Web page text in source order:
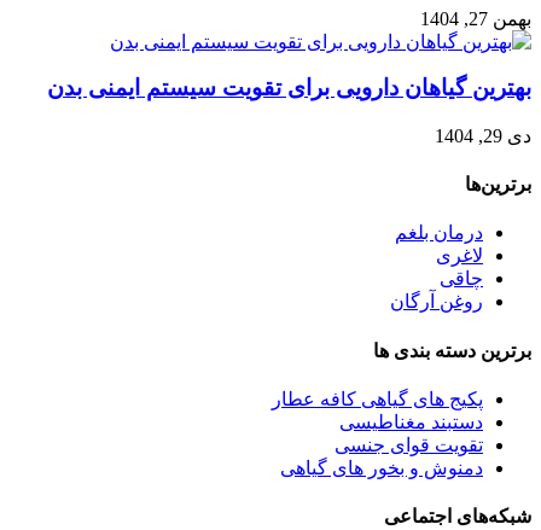
بهمن 27, 1404
بهترین گیاهان دارویی برای تقویت سیستم ایمنی بدن
دی 29, 1404
برترین‌ها
درمان بلغم
لاغری
چاقی
روغن آرگان
برترین‌ دسته بندی ها
پکیج های گیاهی کافه عطار
دستبند مغناطیسی
تقویت قوای جنسی
دمنوش و بخور های گیاهی
شبکه‌های اجتماعی